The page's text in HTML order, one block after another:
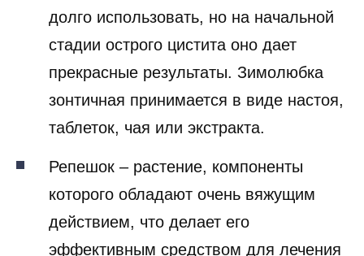
долго использовать, но на начальной
стадии острого цистита оно дает
прекрасные результаты. Зимолюбка
зонтичная принимается в виде настоя,
таблеток, чая или экстракта.
Репешок – растение, компоненты
которого обладают очень вяжущим
действием, что делает его
эффективным средством для лечения